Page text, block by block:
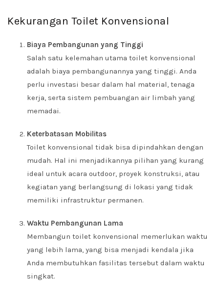
Kekurangan Toilet Konvensional
Biaya Pembangunan yang Tinggi
Salah satu kelemahan utama toilet konvensional
adalah biaya pembangunannya yang tinggi. Anda
perlu investasi besar dalam hal material, tenaga
kerja, serta sistem pembuangan air limbah yang
memadai.
Keterbatasan Mobilitas
Toilet konvensional tidak bisa dipindahkan dengan
mudah. Hal ini menjadikannya pilihan yang kurang
ideal untuk acara outdoor, proyek konstruksi, atau
kegiatan yang berlangsung di lokasi yang tidak
memiliki infrastruktur permanen.
Waktu Pembangunan Lama
Membangun toilet konvensional memerlukan waktu
yang lebih lama, yang bisa menjadi kendala jika
Anda membutuhkan fasilitas tersebut dalam waktu
singkat.